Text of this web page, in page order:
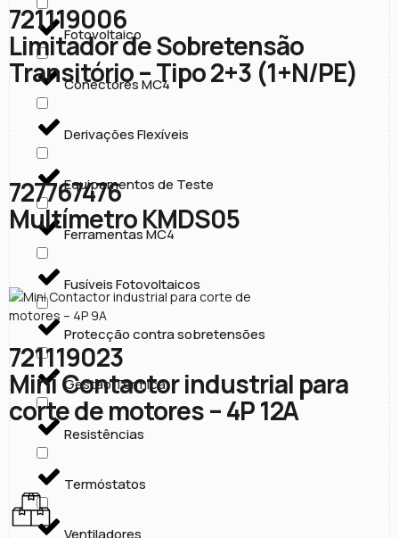
Fotovoltaico
Conectores MC4
Derivações Flexíveis
Equipamentos de Teste
Ferramentas MC4
Fusíveis Fotovoltaicos
Protecção contra sobretensões
Gestão Térmica
Resistências
Termóstatos
Ventiladores
721119006
Limitador de Sobretensão
Transitório – Tipo 2+3 (1+N/PE)
727767476
Multímetro KMDS05
721119023
Mini Contactor industrial para
corte de motores – 4P 12A